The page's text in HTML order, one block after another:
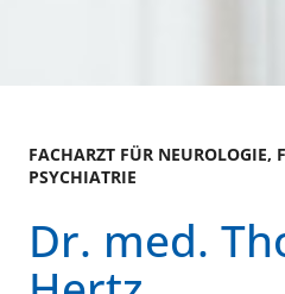
FACHARZT FÜR NEUROLOGIE,
PSYCHIATRIE
Dr. med.